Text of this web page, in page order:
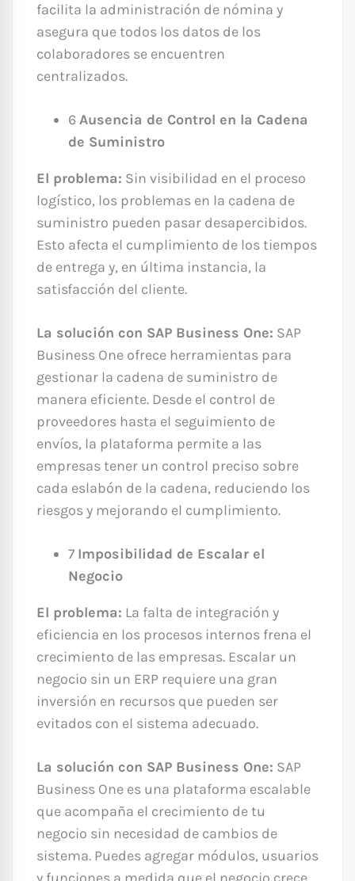
facilita la administración de nómina y
asegura que todos los datos de los
colaboradores se encuentren
centralizados.
6Ausencia de Control en la Cadena
de Suministro
El problema: Sin visibilidad en el proceso
logístico, los problemas en la cadena de
suministro pueden pasar desapercibidos.
Esto afecta el cumplimiento de los tiempos
de entrega y, en última instancia, la
satisfacción del cliente.
La solución con SAP Business One: SAP
Business One ofrece herramientas para
gestionar la cadena de suministro de
manera eficiente. Desde el control de
proveedores hasta el seguimiento de
envíos, la plataforma permite a las
empresas tener un control preciso sobre
cada eslabón de la cadena, reduciendo los
riesgos y mejorando el cumplimiento.
7 Imposibilidad de Escalar el
Negocio
El problema: La falta de integración y
eficiencia en los procesos internos frena el
crecimiento de las empresas. Escalar un
negocio sin un ERP requiere una gran
inversión en recursos que pueden ser
evitados con el sistema adecuado.
La solución con SAP Business One: SAP
Business One es una plataforma escalable
que acompaña el crecimiento de tu
negocio sin necesidad de cambios de
sistema. Puedes agregar módulos, usuarios